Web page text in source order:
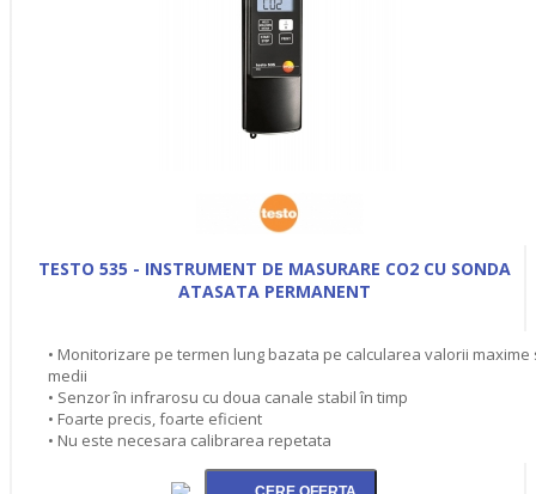
TESTO 535 - INSTRUMENT DE MASURARE CO2 CU SONDA
ATASATA PERMANENT
• Monitorizare pe termen lung bazata pe calcularea valorii maxime
medii
• Senzor în infrarosu cu doua canale stabil în timp
• Foarte precis, foarte eficient
• Nu este necesara calibrarea repetata